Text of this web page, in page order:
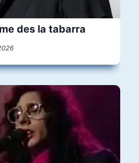
des la tabarra